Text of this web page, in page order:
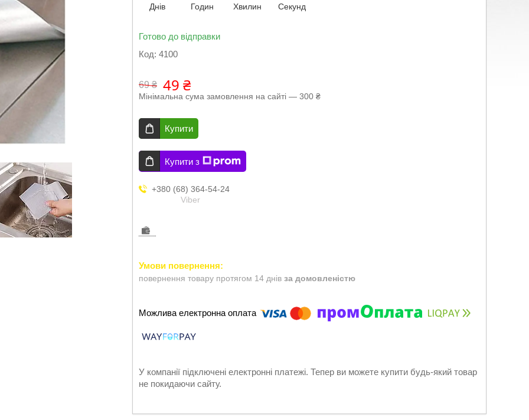
Днів Годин Хвилин Секунд
Готово до відправки
Код: 4100
69 ₴ 49 ₴
Мінімальна сума замовлення на сайті — 300 ₴
Купити
Купити з
+380 (68) 364-54-24
Viber
повернення товару протягом 14 днів за домовленістю
У компанії підключені електронні платежі. Тепер ви можете купити будь-який товар
не покидаючи сайту.